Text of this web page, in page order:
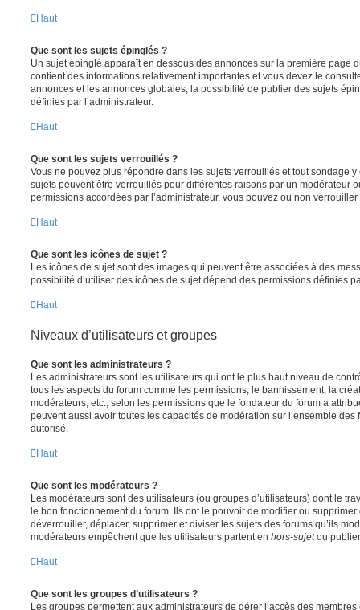
Haut
Que sont les sujets épinglés ?
Un sujet épinglé apparaît en dessous des annonces sur la première page
contient des informations relativement importantes et vous devez le
annonces et les annonces globales, la possibilité de publier des sujets
définies par l’administrateur.
Haut
Que sont les sujets verrouillés ?
Vous ne pouvez plus répondre dans les sujets verrouillés et tout sondage
sujets peuvent être verrouillés pour différentes raisons par un modérateur
permissions accordées par l’administrateur, vous pouvez ou non
Haut
Que sont les icônes de sujet ?
Les icônes de sujet sont des images qui peuvent être associées à des
possibilité d’utiliser des icônes de sujet dépend des permissions définies
Haut
Niveaux d’utilisateurs et groupes
Que sont les administrateurs ?
Les administrateurs sont les utilisateurs qui ont le plus haut niveau de
tous les aspects du forum comme les permissions, le bannissement, la
modérateurs, etc., selon les permissions que le fondateur du forum a
peuvent aussi avoir toutes les capacités de modération sur l’ensemble
autorisé.
Haut
Que sont les modérateurs ?
Les modérateurs sont des utilisateurs (ou groupes d’utilisateurs) dont le
le bon fonctionnement du forum. Ils ont le pouvoir de modifier ou
déverrouiller, déplacer, supprimer et diviser les sujets des forums qu’ils
modérateurs empêchent que les utilisateurs partent en hors-sujetou
Haut
Que sont les groupes d’utilisateurs ?
Les groupes permettent aux administrateurs de gérer l’accès des